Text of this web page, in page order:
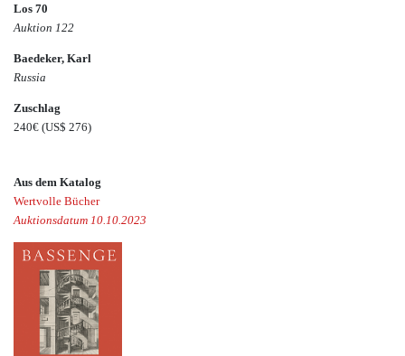
Los 70
Auktion 122
Baedeker, Karl
Russia
Zuschlag
240€ (US$ 276)
Aus dem Katalog
Wertvolle Bücher
Auktionsdatum 10.10.2023